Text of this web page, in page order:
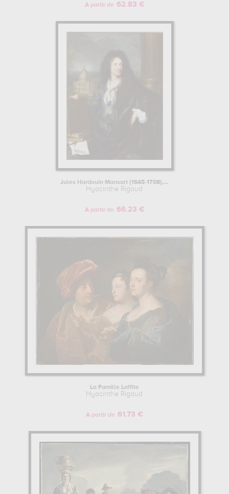
A partir de 62.83 €
Jules Hardouin Mansart (1645-1708),...
Hyacinthe Rigaud
A partir de 66.23 €
La Famille Laffite
Hyacinthe Rigaud
A partir de 61.73 €